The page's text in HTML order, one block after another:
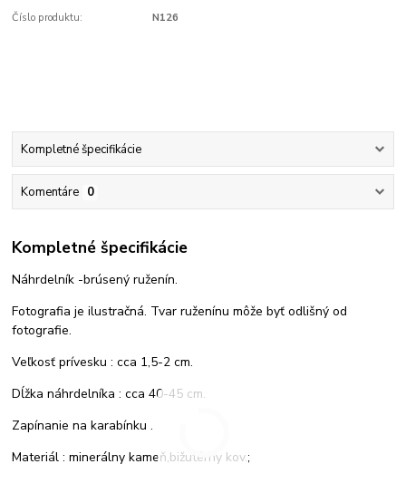
Číslo produktu: N126
Kompletné špecifikácie
Komentáre 0
Kompletné špecifikácie
Náhrdelník -brúsený ruženín.
Fotografia je ilustračná. Tvar ruženínu môže byť odlišný od
fotografie.
Veľkosť prívesku : cca 1,5-2 cm.
Dĺžka náhrdelníka : cca 40-45 cm.
Zapínanie na karabínku .
Materiál : minerálny kameň,bižutérny kov.;